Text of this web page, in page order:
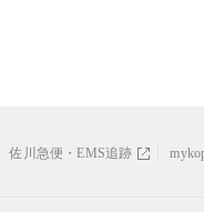
佐川急便・EMS追跡